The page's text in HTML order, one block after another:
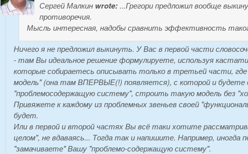
Сергей Малкин wrote: ...Грегори предложил вообще
противоречия.
Мысль интересная, надобы сравнить эффективность
Ничего я не предложил выкинуть. У Вас в первой части
- там Вы идеальное решение формулируете, используя
которые собираетесь описывать только в третьей части,
модель" (она там ВПЕРВЫЕ(!) появляется), с которой и
"проблемосодержащую систему", строить такую модель без
Привяжете к каждому из проблемных звеньев своей
будет.
Или в первой и второй частях Вы всё таки хотите
целом", не вдаваясь... Тогда так и напишите. Например,
"замачиваете" Вашу "проблемо-содержащую систему".